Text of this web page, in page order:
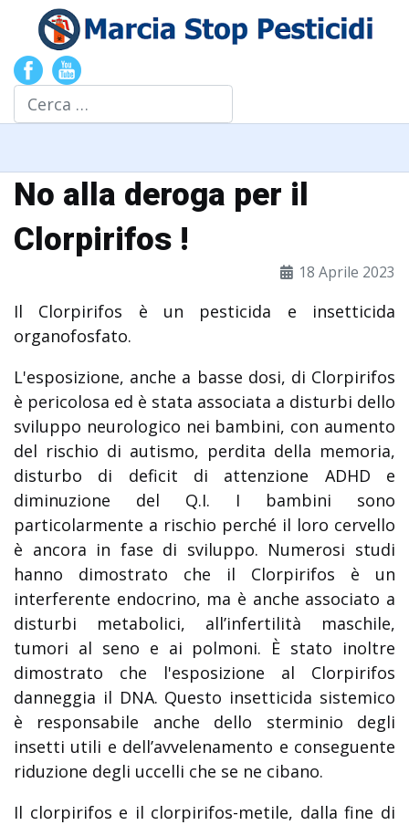
Cerca
No alla deroga per il
Clorpirifos !
18 Aprile 2023
Il Clorpirifos è un pesticida e insetticida
organofosfato.
L'esposizione, anche a basse dosi, di Clorpirifos
è pericolosa ed è stata associata a disturbi dello
sviluppo neurologico nei bambini, con aumento
del rischio di autismo, perdita della memoria,
disturbo di deficit di attenzione ADHD e
diminuzione del Q.I. I bambini sono
particolarmente a rischio perché il loro cervello
è ancora in fase di sviluppo. Numerosi studi
hanno dimostrato che il Clorpirifos è un
interferente endocrino, ma è anche associato a
disturbi metabolici, all’infertilità maschile,
tumori al seno e ai polmoni. È stato inoltre
dimostrato che l'esposizione al Clorpirifos
danneggia il DNA. Questo insetticida sistemico
è responsabile anche dello sterminio degli
insetti utili e dell’avvelenamento e conseguente
riduzione degli uccelli che se ne cibano.
Il clorpirifos e il clorpirifos-metile, dalla fine di